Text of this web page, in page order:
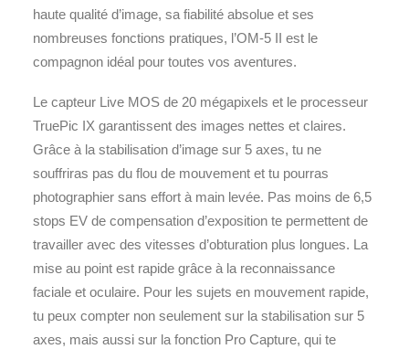
haute qualité d’image, sa fiabilité absolue et ses
nombreuses fonctions pratiques, l’OM-5 II est le
compagnon idéal pour toutes vos aventures.
Le capteur Live MOS de 20 mégapixels et le processeur
TruePic IX garantissent des images nettes et claires.
Grâce à la stabilisation d’image sur 5 axes, tu ne
souffriras pas du flou de mouvement et tu pourras
photographier sans effort à main levée. Pas moins de 6,5
stops EV de compensation d’exposition te permettent de
travailler avec des vitesses d’obturation plus longues. La
mise au point est rapide grâce à la reconnaissance
faciale et oculaire. Pour les sujets en mouvement rapide,
tu peux compter non seulement sur la stabilisation sur 5
axes, mais aussi sur la fonction Pro Capture, qui te